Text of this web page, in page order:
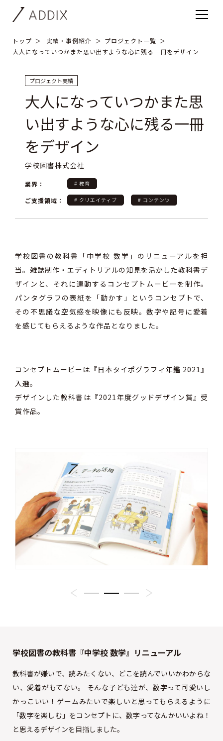
トップ 実績・事例紹介
プロジェクト一覧
大人になっていつかまた思い出すような心に残る一冊をデザイン
プロジェクト実績
大人になっていつかまた思
い出すような心に残る一冊
をデザイン
学校図書株式会社
業界： # 教育
ご支援領域： # クリエイティブ # コンテンツ
学校図書の教科書「中学校 数学」のリニューアルを担
当。雑誌制作・エディトリアルの知見を活かした教科書デ
ザインと、それに連動するコンセプトムービーを制作。
パンタグラフの表紙を「動かす」というコンセプトで、
その不思議な空気感を映像にも反映。数字や記号に愛着
を感じてもらえるような作品となりました。
コンセプトムービーは『日本タイポグラフィ年鑑 2021』
入選。
デザインした教科書は『2021年度グッドデザイン賞』受
賞作品。
学校図書の教科書『中学校 数学』リニューアル
教科書が嫌いで、読みたくない、どこを読んでいいかわからな
い、愛着がもてない。 そんな子ども達が、数字って可愛いし
かっこいい！ゲームみたいで楽しいと思ってもらえるように
「数字を楽しむ」をコンセプトに、数字ってなんかいいよね！
と思えるデザインを目指しました。